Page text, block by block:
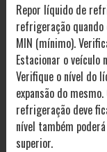
Repor líquido de
refrigeração quando
MIN (mínimo).
Estacionar o veículo
Verifique o nível do
expansão do
refrigeração deve
nível também
superior.